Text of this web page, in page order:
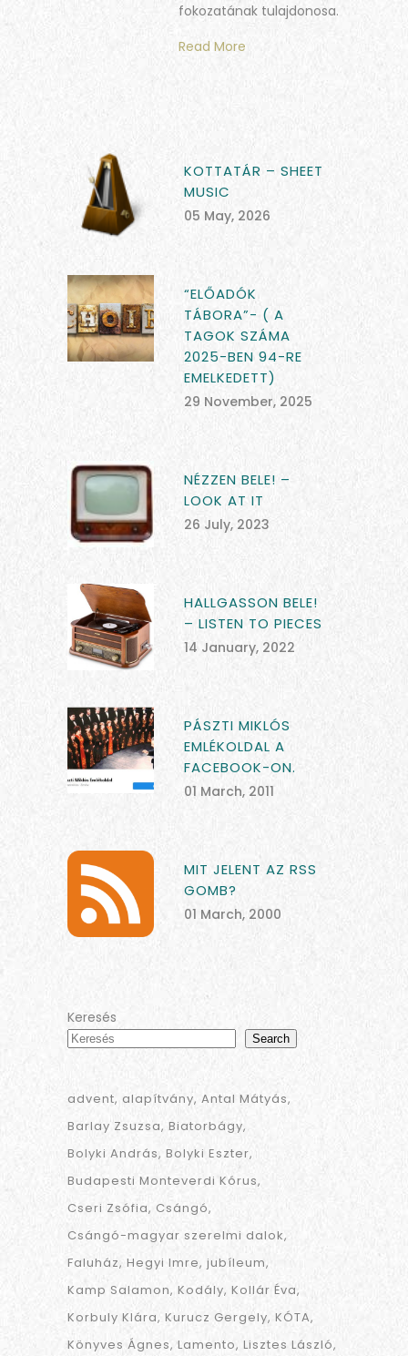
fokozatának tulajdonosa.
Read More
KOTTATÁR – SHEET
MUSIC
05 May, 2026
“ELŐADÓK
TÁBORA”- ( A
TAGOK SZÁMA
2025-BEN 94-RE
EMELKEDETT)
29 November, 2025
NÉZZEN BELE! –
LOOK AT IT
26 July, 2023
HALLGASSON BELE!
– LISTEN TO PIECES
14 January, 2022
PÁSZTI MIKLÓS
EMLÉKOLDAL A
FACEBOOK-ON.
01 March, 2011
MIT JELENT AZ RSS
GOMB?
01 March, 2000
Keresés
Search
advent alapítvány Antal Mátyás
Barlay Zsuzsa Biatorbágy
Bolyki András Bolyki Eszter
Budapesti Monteverdi Kórus
Cseri Zsófia Csángó
Csángó-magyar szerelmi dalok
Faluház Hegyi Imre jubíleum
Kamp Salamon Kodály Kollár Éva
Korbuly Klára Kurucz Gergely KÓTA
Könyves Ágnes Lamento Lisztes László